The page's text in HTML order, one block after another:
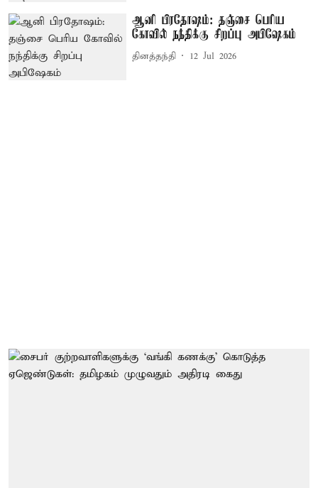
ஆனி பிரதோஷம்: தஞ்சை பெரிய
கோவில் நந்திக்கு சிறப்பு அபிஷேகம்
தினத்தந்தி 12 Jul 2026